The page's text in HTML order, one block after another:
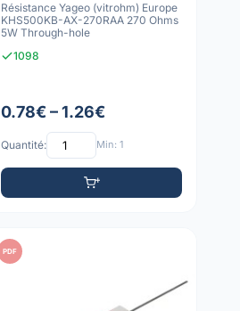
Résistance Yageo (vitrohm) Europe
KHS500KB-AX-270RAA 270 Ohms
5W Through-hole
1098
0.78€ – 1.26€
Quantité: Min: 1
PDF